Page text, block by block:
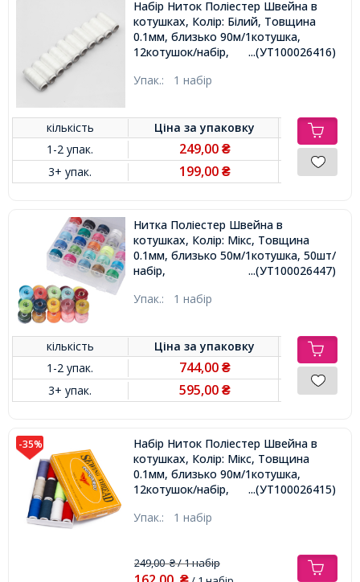
Набір Ниток Поліестер Швейна в
котушках, Колір: Білий, Товщина
0.1мм, близько 90м/1котушка,
12котушок/набір,
...(УТ100026416)
Упак.: 1 набір
кількість Ціна заупаковку
1-2 упак.
249,00 ₴
3+ упак. 199,00 ₴
Нитка Поліестер Швейна в
котушках, Колір: Мікс, Товщина
0.1мм, близько 50м/1котушка, 50шт/
набір,
...(УТ100026447)
Упак.: 1 набір
кількість Ціна заупаковку
1-2 упак.
744,00 ₴
3+ упак. 595,00 ₴
-35%
Набір Ниток Поліестер Швейна в
котушках, Колір: Мікс, Товщина
0.1мм, близько 90м/1котушка,
12котушок/набір,
...(УТ100026415)
Упак.: 1 набір
249,00₴/ 1 набір